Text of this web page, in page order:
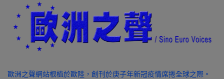
歐洲之聲網站根植於歐陸，創刊於庚子年新冠疫情席捲全球之際。